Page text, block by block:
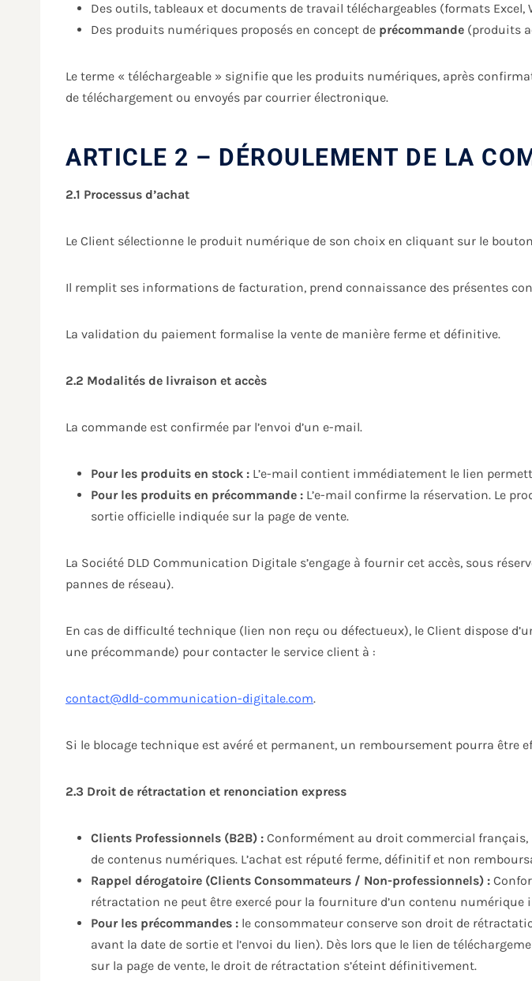
Des outils, tableaux et documents de travail téléchargeables (formats Excel,
Des produits numériques proposés en concept de précommande (produits
Le terme « téléchargeable » signifie que les produits numériques, après
de téléchargement ou envoyés par courrier électronique.
ARTICLE 2 – DÉROULEMENT DE LA
2.1 Processus d’achat
Le Client sélectionne le produit numérique de son choix en cliquant sur le
Il remplit ses informations de facturation, prend connaissance des présentes
La validation du paiement formalise la vente de manière ferme et définitive.
2.2 Modalités de livraison et accès
La commande est confirmée par l’envoi d’un e-mail.
Pour les produits en stock : L’e-mail contient immédiatement le lien
Pour les produits en précommande : L’e-mail confirme la réservation. Le
sortie officielle indiquée sur la page de vente.
La Société DLD Communication Digitale s’engage à fournir cet accès, sous
pannes de réseau).
En cas de difficulté technique (lien non reçu ou défectueux), le Client dispose
une précommande) pour contacter le service client à :
contact@dld-communication-digitale.com.
Si le blocage technique est avéré et permanent, un remboursement pourra être
2.3 Droit de rétractation et renonciation express
Clients Professionnels (B2B) : Conformément au droit commercial
de contenus numériques. L’achat est réputé ferme, définitif et non
Rappel dérogatoire (Clients Consommateurs / Non-professionnels) :
rétractation ne peut être exercé pour la fourniture d’un contenu
Pour les précommandes : le consommateur conserve son droit de
avant la date de sortie et l’envoi du lien). Dès lors que le lien de
sur la page de vente, le droit de rétractation s’éteint définitivement.